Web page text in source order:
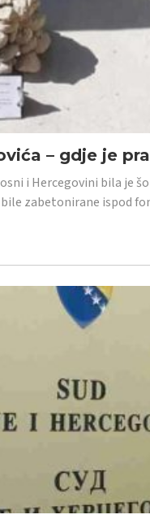
– gdje je
i Hercegovini bila je
zabetonirane ispod